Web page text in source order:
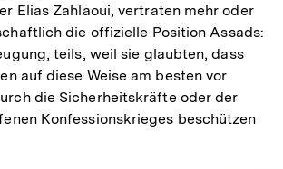
Elias Zahlaoui, vertraten mehr oder
die offizielle Position Assads:
teils, weil sie glaubten, dass
auf diese Weise am besten vor
die Sicherheitskräfte oder der
Konfessionskrieges beschützen